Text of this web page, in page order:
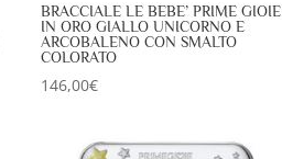
BRACCIALE LE BEBE’ PRIME GIOIE
IN ORO GIALLO UNICORNO E
ARCOBALENO CON SMALTO
COLORATO
146,00€